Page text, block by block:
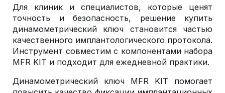
Для клиник и специалистов, которые ценят
точность и безопасность, решение купить
динамометрический ключ становится частью
качественного имплантологического протокола.
Инструмент совместим с компонентами набора
MFR KIT и подходит для ежедневной практики.
Динамометрический ключ MFR KIT помогает